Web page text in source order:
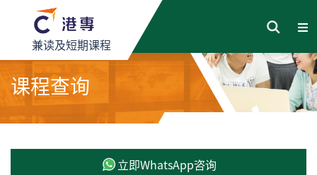
兼读及短期课程
课程查询
立即WhatsApp咨询